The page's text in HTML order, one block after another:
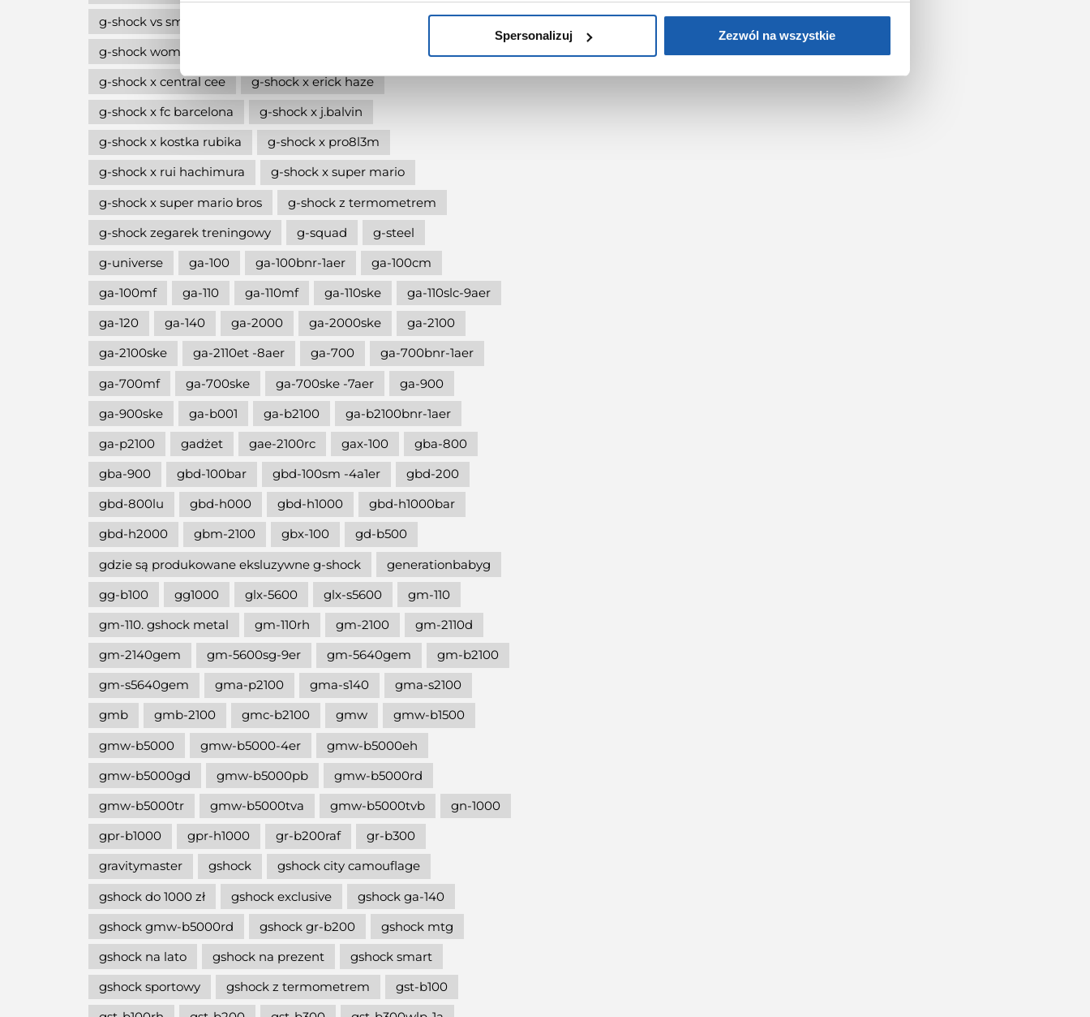
Spersonalizuj Zezwól na wszystkie
g-shock vs smartwatch
g-shock women
g-shock x central cee
g-shock x erick haze
g-shock x fc barcelona
g-shock x j.balvin
g-shock x kostka rubika
g-shock x pro8l3m
g-shock x rui hachimura
g-shock x super mario
g-shock x super mario bros
g-shock z termometrem
g-shock zegarek treningowy
g-squad
g-steel
g-universe
ga-100 ga-100bnr-1aer
ga-100cm
ga-100mf
ga-110 ga-110mf ga-110ske
ga-110slc-9aer
ga-120
ga-140 ga-2000 ga-2000ske
ga-2100
ga-2100ske
ga-2110et -8aer ga-700
ga-700bnr-1aer
ga-700mf
ga-700ske ga-700ske -7aer
ga-900
ga-900ske
ga-b001 ga-b2100
ga-b2100bnr-1aer
ga-p2100
gadżet gae-2100rc gax-100
gba-800
gba-900
gbd-100bar gbd-100sm -4a1er
gbd-200
gbd-800lu
gbd-h000 gbd-h1000
gbd-h1000bar
gbd-h2000
gbm-2100 gbx-100
gd-b500
gdzie są produkowane eksluzywne g-shock
generationbabyg
gg-b100
gg1000 glx-5600 glx-s5600
gm-110
gm-110. gshock metal
gm-110rh gm-2100
gm-2110d
gm-2140gem
gm-5600sg-9er gm-5640gem
gm-b2100
gm-s5640gem
gma-p2100 gma-s140
gma-s2100
gmb
gmb-2100 gmc-b2100 gmw
gmw-b1500
gmw-b5000
gmw-b5000-4er
gmw-b5000eh
gmw-b5000gd
gmw-b5000pb
gmw-b5000rd
gmw-b5000tr
gmw-b5000tva gmw-b5000tvb
gn-1000
gpr-b1000
gpr-h1000 gr-b200raf
gr-b300
gravitymaster
gshock
gshock city camouflage
gshock do 1000 zł
gshock exclusive
gshock ga-140
gshock gmw-b5000rd
gshock gr-b200
gshock mtg
gshock na lato
gshock na prezent
gshock smart
gshock sportowy
gshock z termometrem
gst-b100